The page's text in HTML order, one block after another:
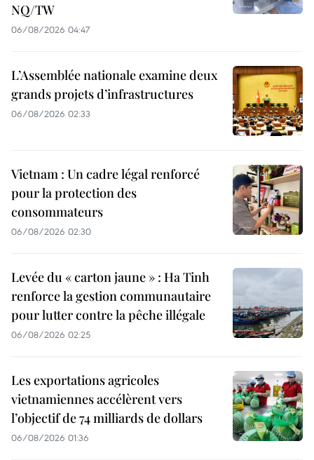
NQ/TW
06/08/2026 04:47
L’Assemblée nationale examine deux
grands projets d’infrastructures
06/08/2026 02:33
Vietnam : Un cadre légal renforcé
pour la protection des
consommateurs
06/08/2026 02:30
Levée du « carton jaune » : Ha Tinh
renforce la gestion communautaire
pour lutter contre la pêche illégale
06/08/2026 02:25
Les exportations agricoles
vietnamiennes accélèrent vers
l’objectif de 74 milliards de dollars
06/08/2026 01:36